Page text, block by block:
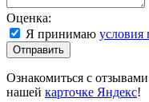
Оценка:
Я принимаю условия
Отправить
Ознакомиться с
нашей карточке Яндекс!